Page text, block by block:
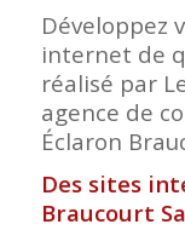
Développez
internet de
réalisé par
agence de
Éclaron
Des sites
Braucourt